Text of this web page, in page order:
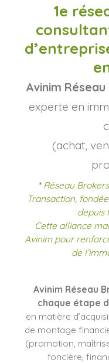
1e
Avinim
experte en
(achat,
*Réseau
Transaction,
depuis
Cette alliance
Avinim pour
de
Avinim Réseau
chaque étape
en matière
de montage
(promotion,
foncière,